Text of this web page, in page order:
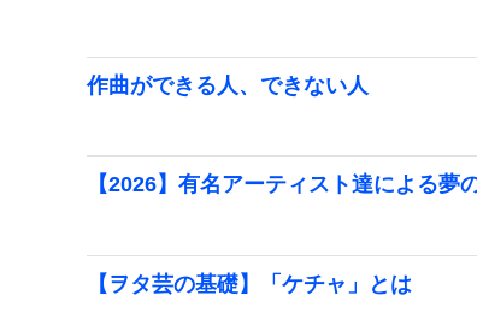
作曲ができる人、できない人
【2026】有名アーティスト達による夢
【ヲタ芸の基礎】「ケチャ」とは